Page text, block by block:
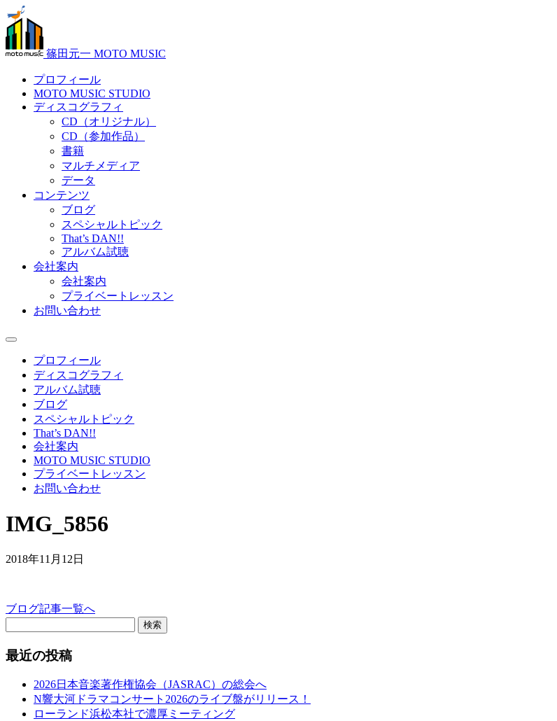
篠田元一 MOTO MUSIC
プロフィール
MOTO MUSIC STUDIO
ディスコグラフィ
CD（オリジナル）
CD（参加作品）
書籍
マルチメディア
データ
コンテンツ
ブログ
スペシャルトピック
That’s DAN!!
アルバム試聴
会社案内
会社案内
プライベートレッスン
お問い合わせ
プロフィール
ディスコグラフィ
アルバム試聴
ブログ
スペシャルトピック
That’s DAN!!
会社案内
MOTO MUSIC STUDIO
プライベートレッスン
お問い合わせ
IMG_5856
2018年11月12日
ブログ記事一覧へ
検索
最近の投稿
2026日本音楽著作権協会（JASRAC）の総会へ
N響大河ドラマコンサート2026のライブ盤がリリース！
ローランド浜松本社で濃厚ミーティング